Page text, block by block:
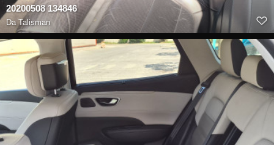
20200508 134846
DaTalisman